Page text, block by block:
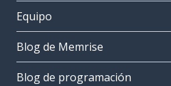
Equipo
Blog de Memrise
Blog de programación